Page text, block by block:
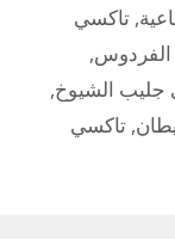
, تاكسي
,
جليب الشيوخ,
, تاكسي